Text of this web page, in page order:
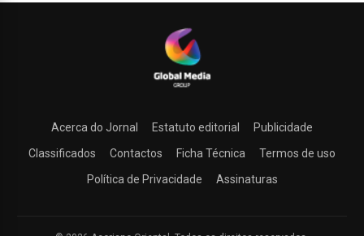
Acerca do Jornal Estatuto editorial
Publicidade
Classificados
Contactos Ficha Técnica
Termos de uso
Política de Privacidade
Assinaturas